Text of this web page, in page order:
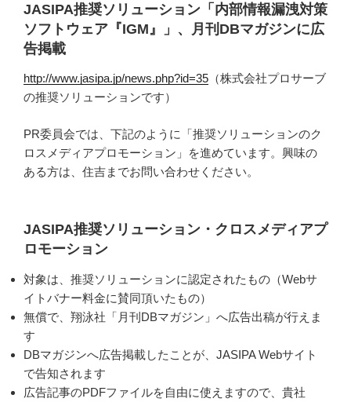
JASIPA推奨ソリューション「内部情報漏洩対策
ソフトウェア『IGM』」、月刊DBマガジンに広
告掲載
http://www.jasipa.jp/news.php?id=35 （株式会社プロサーブ
の推奨ソリューションです）
PR委員会では、下記のように「推奨ソリューションのク
ロスメディアプロモーション」を進めています。興味の
ある方は、住吉までお問い合わせください。
JASIPA推奨ソリューション・クロスメディアプ
ロモーション
対象は、推奨ソリューションに認定されたもの（Webサ
イトバナー料金に賛同頂いたもの）
無償で、翔泳社「月刊DBマガジン」へ広告出稿が行えま
す
DBマガジンへ広告掲載したことが、JASIPA Webサイト
で告知されます
広告記事のPDFファイルを自由に使えますので、貴社